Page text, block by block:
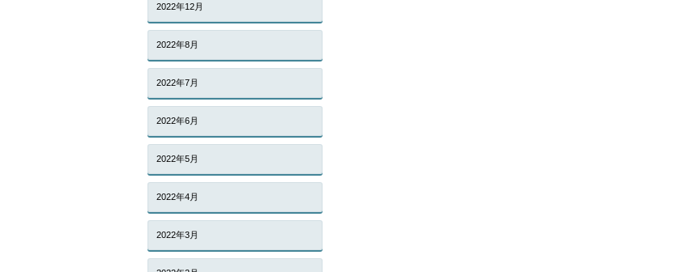
2022年12月
2022年8月
2022年7月
2022年6月
2022年5月
2022年4月
2022年3月